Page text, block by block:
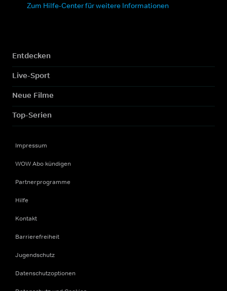
Zum Hilfe-Center für weitere Informationen
Entdecken
Live-Sport
Neue Filme
Top-Serien
Impressum
WOW Abo kündigen
Partnerprogramme
Hilfe
Kontakt
Barrierefreiheit
Jugendschutz
Datenschutzoptionen